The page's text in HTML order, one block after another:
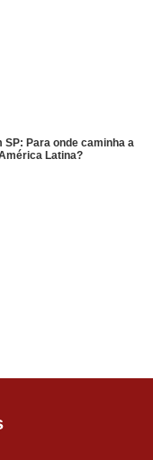
SP: Para onde caminha a
Latina?